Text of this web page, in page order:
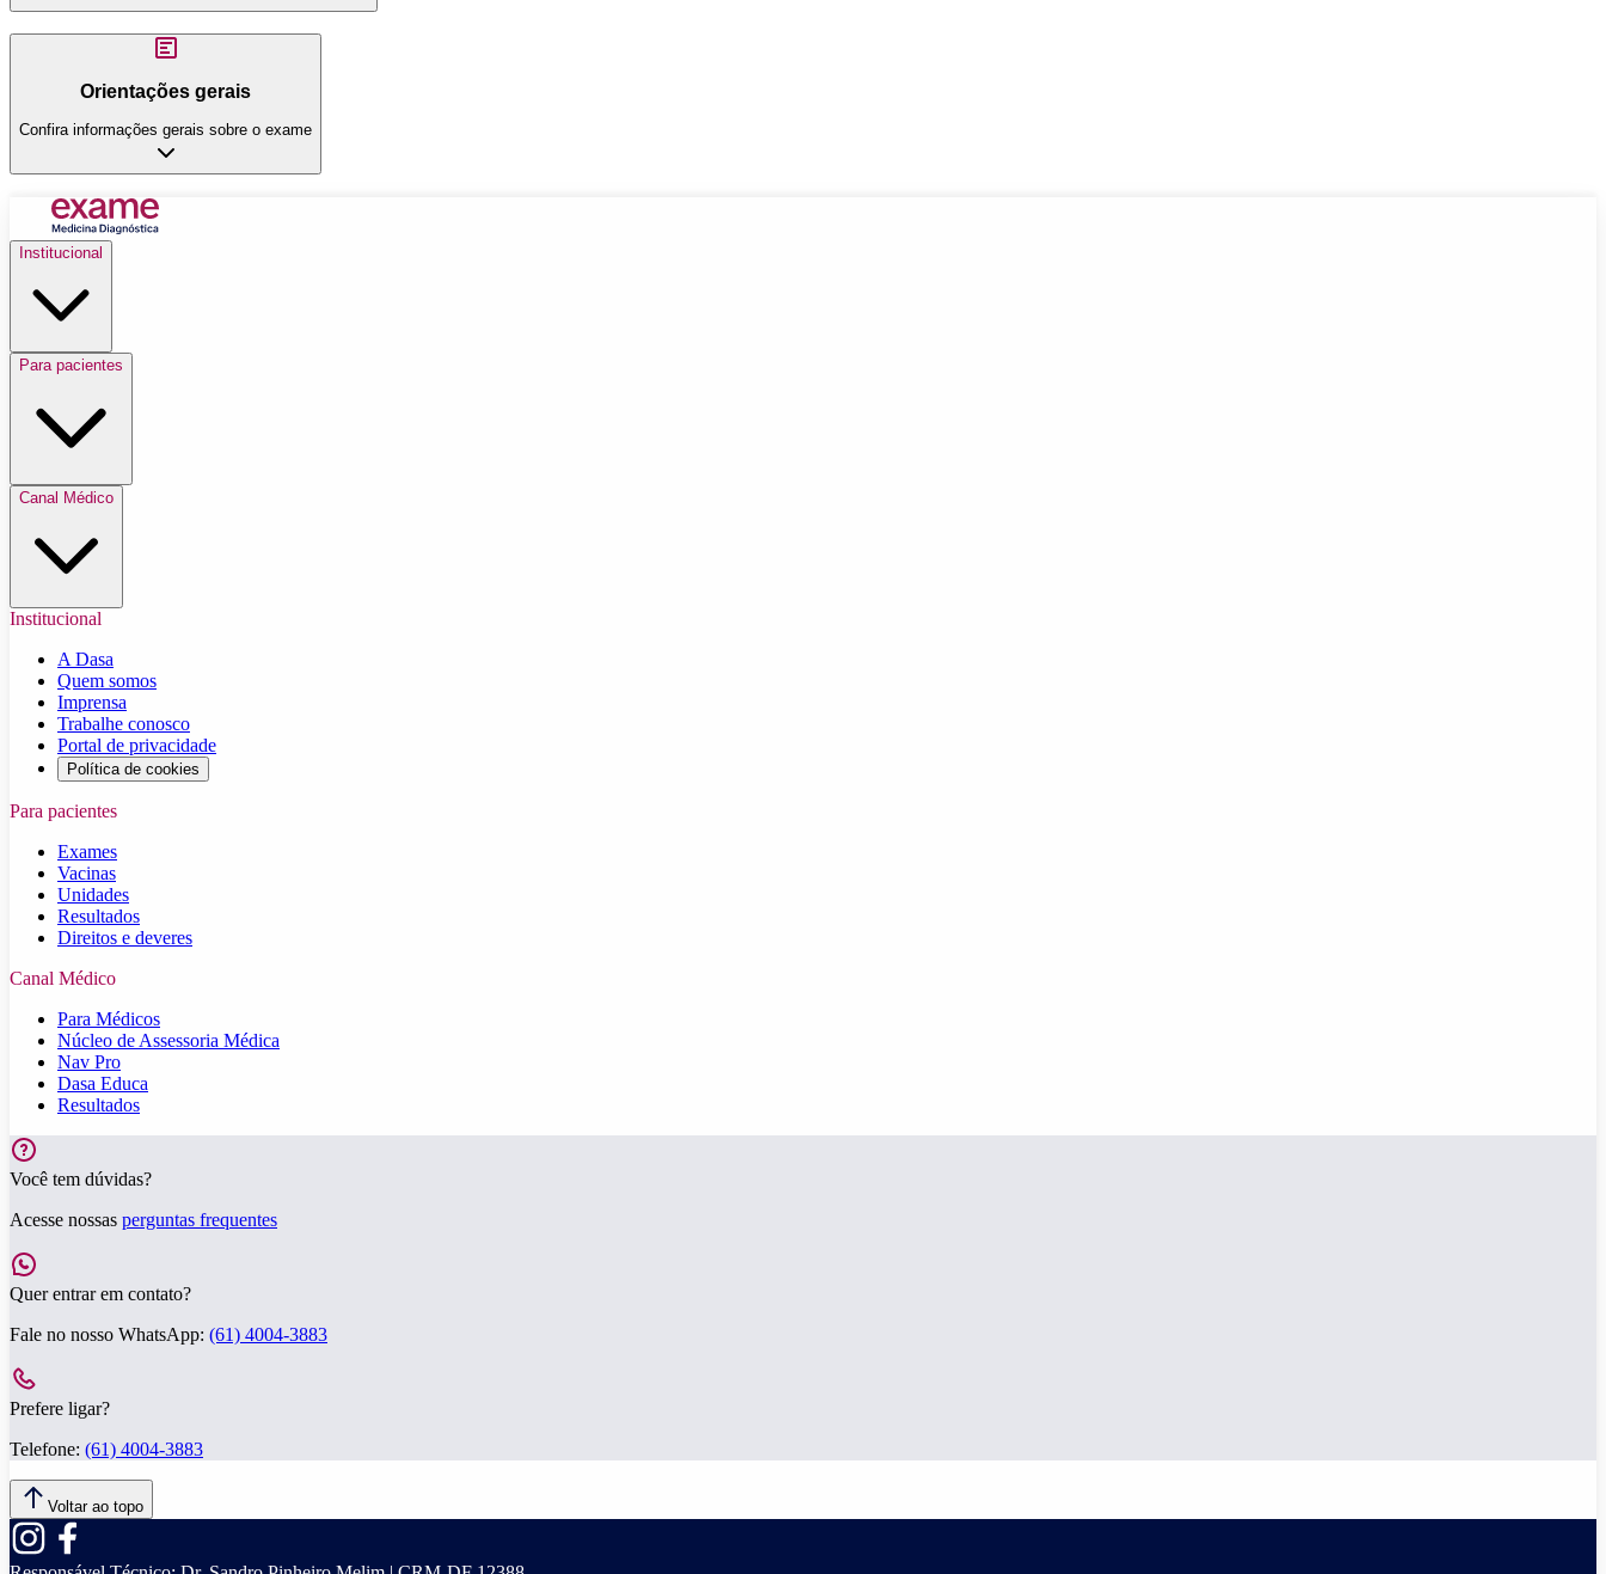
Orientações gerais
Confira informações gerais sobre o exame
Institucional
Para pacientes
Canal Médico
Institucional
A Dasa
Quem somos
Imprensa
Trabalhe conosco
Portal de privacidade
Política de cookies
Para pacientes
Exames
Vacinas
Unidades
Resultados
Direitos e deveres
Canal Médico
Para Médicos
Núcleo de Assessoria Médica
Nav Pro
Dasa Educa
Resultados
Você tem dúvidas?
Acesse nossas perguntas frequentes
Quer entrar em contato?
Fale no nosso WhatsApp: (61) 4004-3883
Prefere ligar?
Telefone: (61) 4004-3883
Voltar ao topo